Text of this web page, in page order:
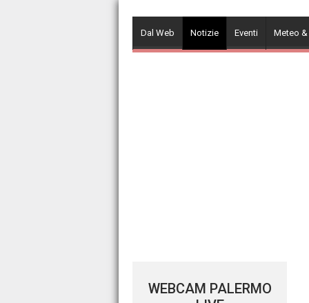
contentDal Web Notizie Eventi Meteo
WEBCAM PALERMO